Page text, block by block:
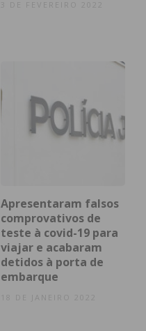
1 *
Apresentaram falsos
comprovativos de
teste à covid-19 para
viajar e acabaram
detidos à porta de
embarque
18 DE JANEIRO 2022